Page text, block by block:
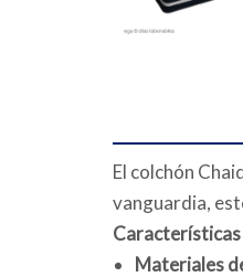
El colchón
vanguardia,
Materiales